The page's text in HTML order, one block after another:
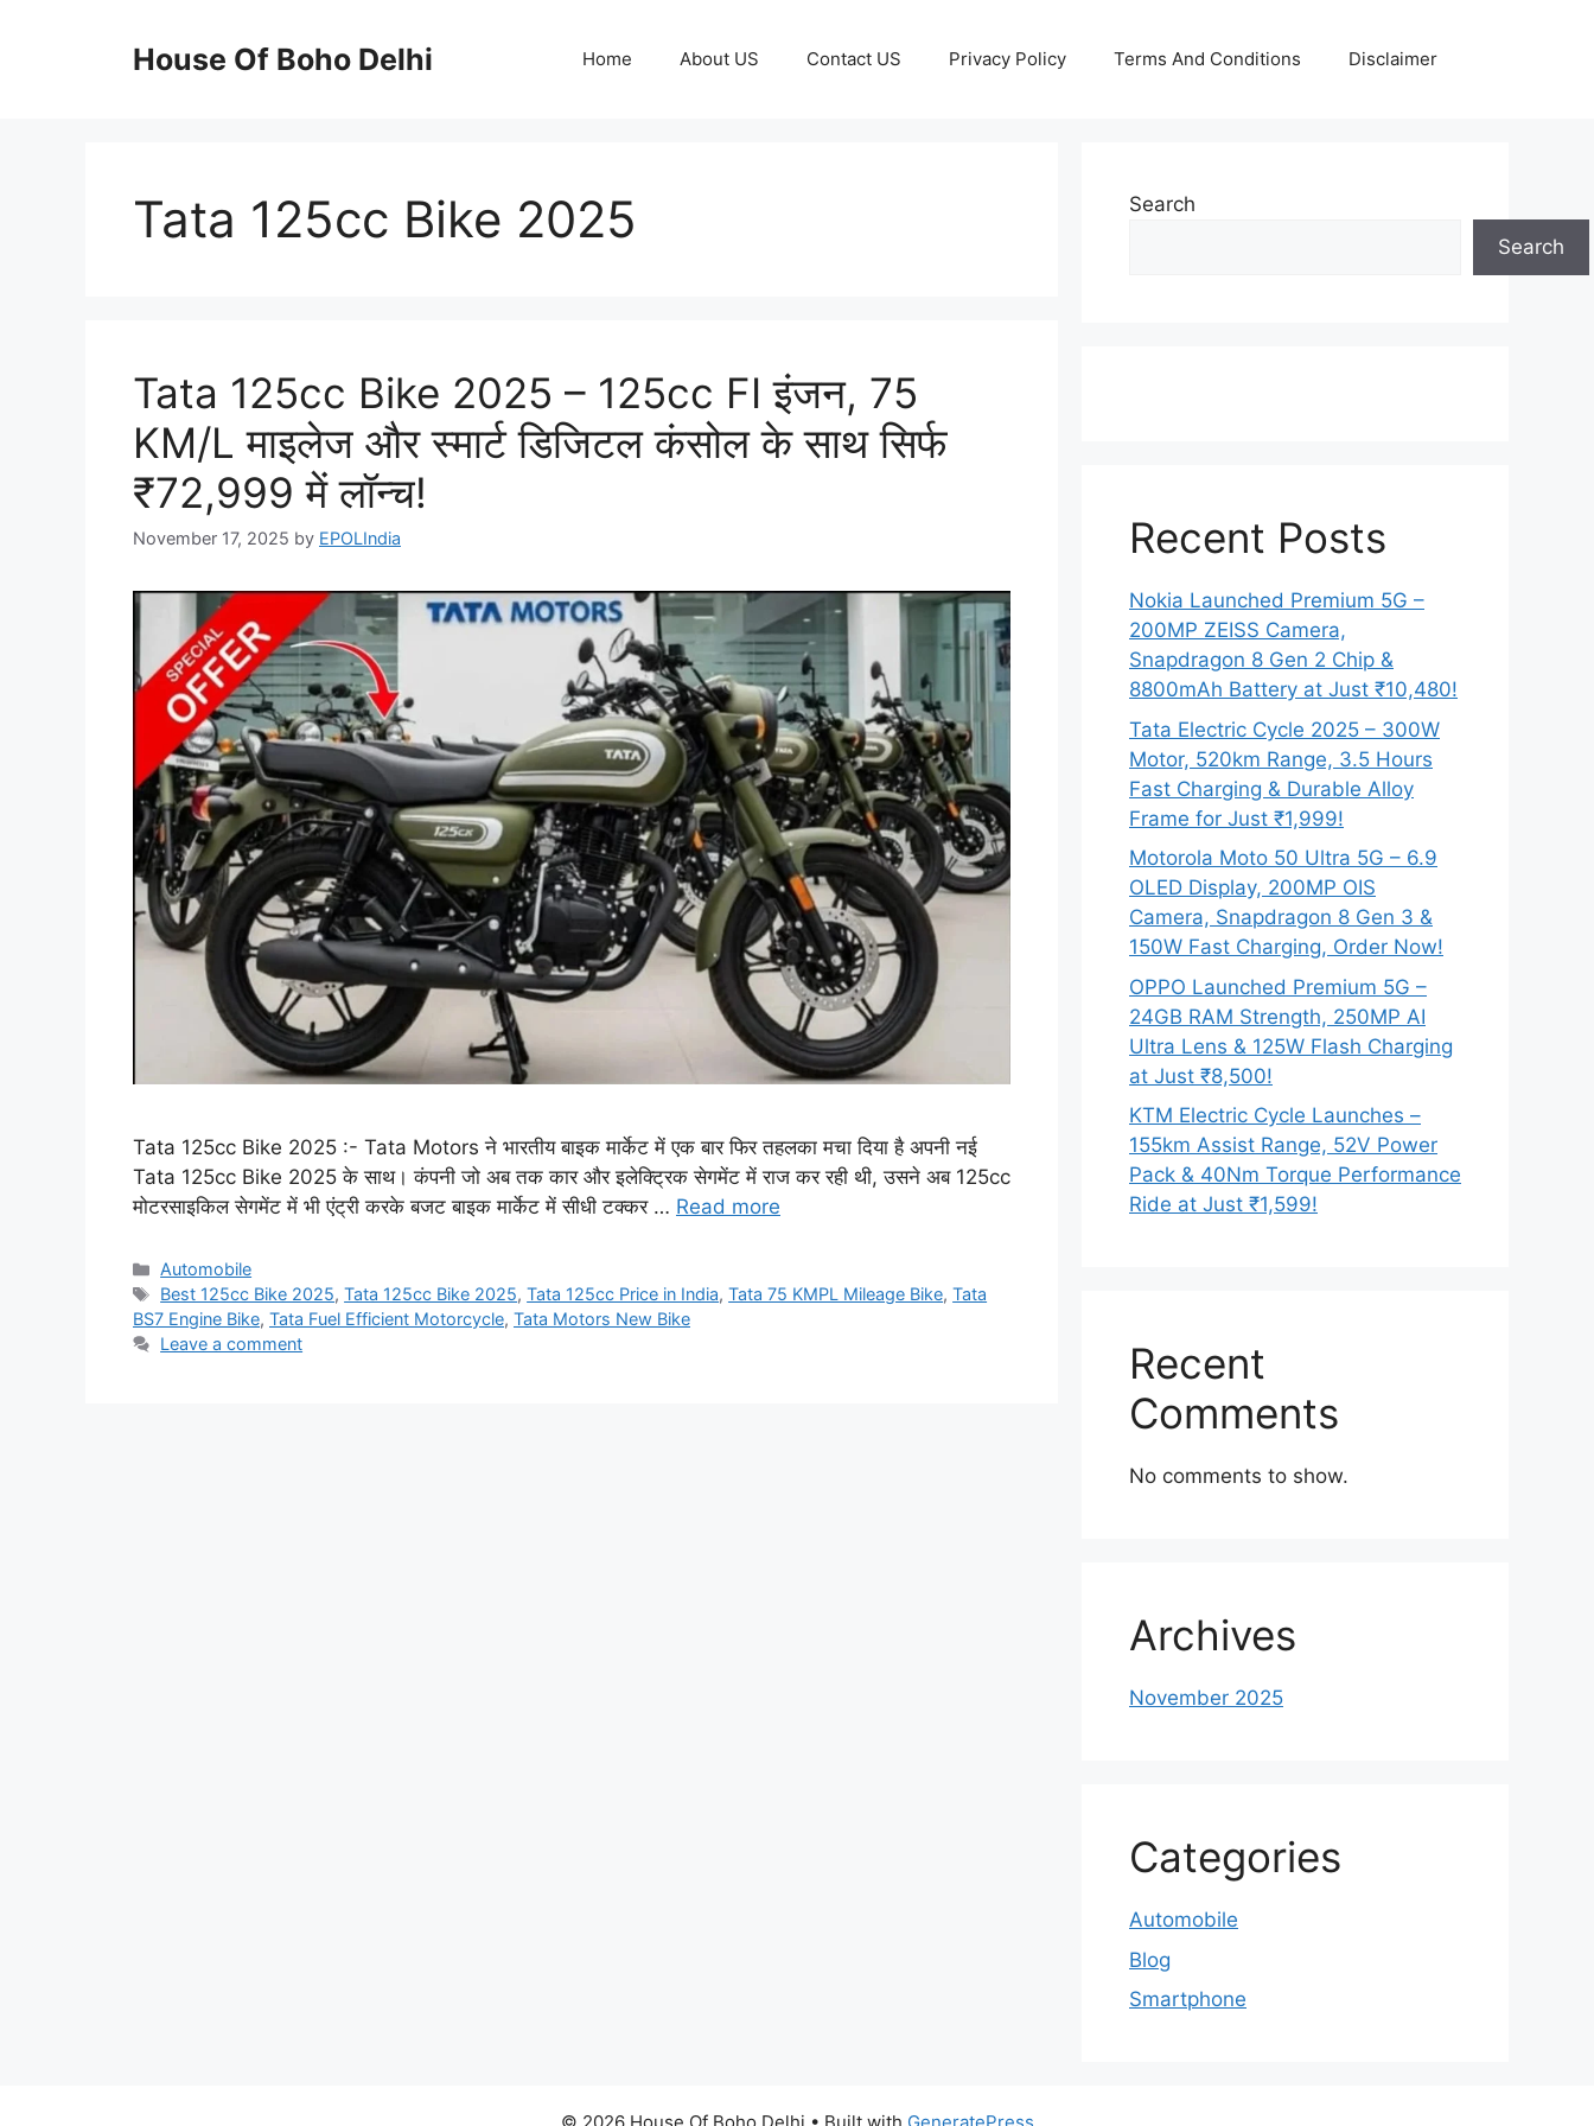
House Of Boho Delhi Home About US Contact US Privacy Policy Terms And Conditions Disclaimer
Tata 125cc Bike 2025
Tata 125cc Bike 2025 – 125cc FI इंजन, 75
KM/L माइलेज और स्मार्ट डिजिटल कंसोल के साथ सिर्फ
₹72,999 में लॉन्च!
November 17, 2025 by EPOLIndia
Tata 125cc Bike 2025 :- Tata Motors ने भारतीय बाइक मार्केट में एक बार फिर तहलका मचा दिया है अपनी नई
Tata 125cc Bike 2025 के साथ। कंपनी जो अब तक कार और इलेक्ट्रिक सेगमेंट में राज कर रही थी, उसने अब 125cc
मोटरसाइकिल सेगमेंट में भी एंट्री करके बजट बाइक मार्केट में सीधी टक्कर … Read more
Categories
Automobile
Tags
Best 125cc Bike 2025,Tata 125cc Bike 2025,Tata 125cc Price in India,Tata 75 KMPL Mileage Bike,Tata
BS7 Engine Bike, Tata Fuel Efficient Motorcycle, Tata Motors New Bike
Leave a comment
Search
Search
Recent Posts
Nokia Launched Premium 5G –
200MP ZEISS Camera,
Snapdragon 8 Gen 2 Chip &
8800mAh Battery at Just ₹10,480!
Tata Electric Cycle 2025 – 300W
Motor, 520km Range, 3.5 Hours
Fast Charging & Durable Alloy
Frame for Just ₹1,999!
Motorola Moto 50 Ultra 5G – 6.9
OLED Display, 200MP OIS
Camera, Snapdragon 8 Gen 3 &
150W Fast Charging, Order Now!
OPPO Launched Premium 5G –
24GB RAM Strength, 250MP AI
Ultra Lens & 125W Flash Charging
at Just ₹8,500!
KTM Electric Cycle Launches –
155km Assist Range, 52V Power
Pack & 40Nm Torque Performance
Ride at Just ₹1,599!
Recent
Comments
No comments to show.
Archives
November 2025
Categories
Automobile
Blog
Smartphone